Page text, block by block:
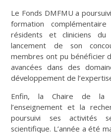
Le Fonds DMFMU a
formation
résidents et cliniciens du
lancement de son
membres ont pu bénéficier
avancées dans des
développement de
Enfin, la Chaire de la
l’enseignement et la
poursuivi ses activités
scientifique. L’année a été